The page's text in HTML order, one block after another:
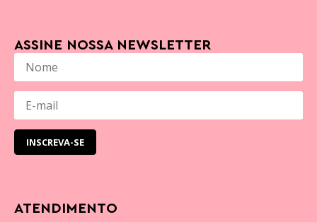
ATENDIMENTO
ASSINE NOSSA NEWSLETTER